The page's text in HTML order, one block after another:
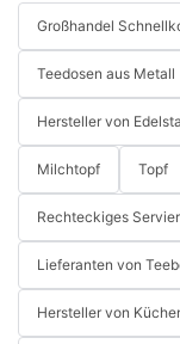
Großhandel
Teedosen aus Metall
Hersteller von
Milchtopf Topf
Rechteckiges
Lieferanten von
Hersteller von